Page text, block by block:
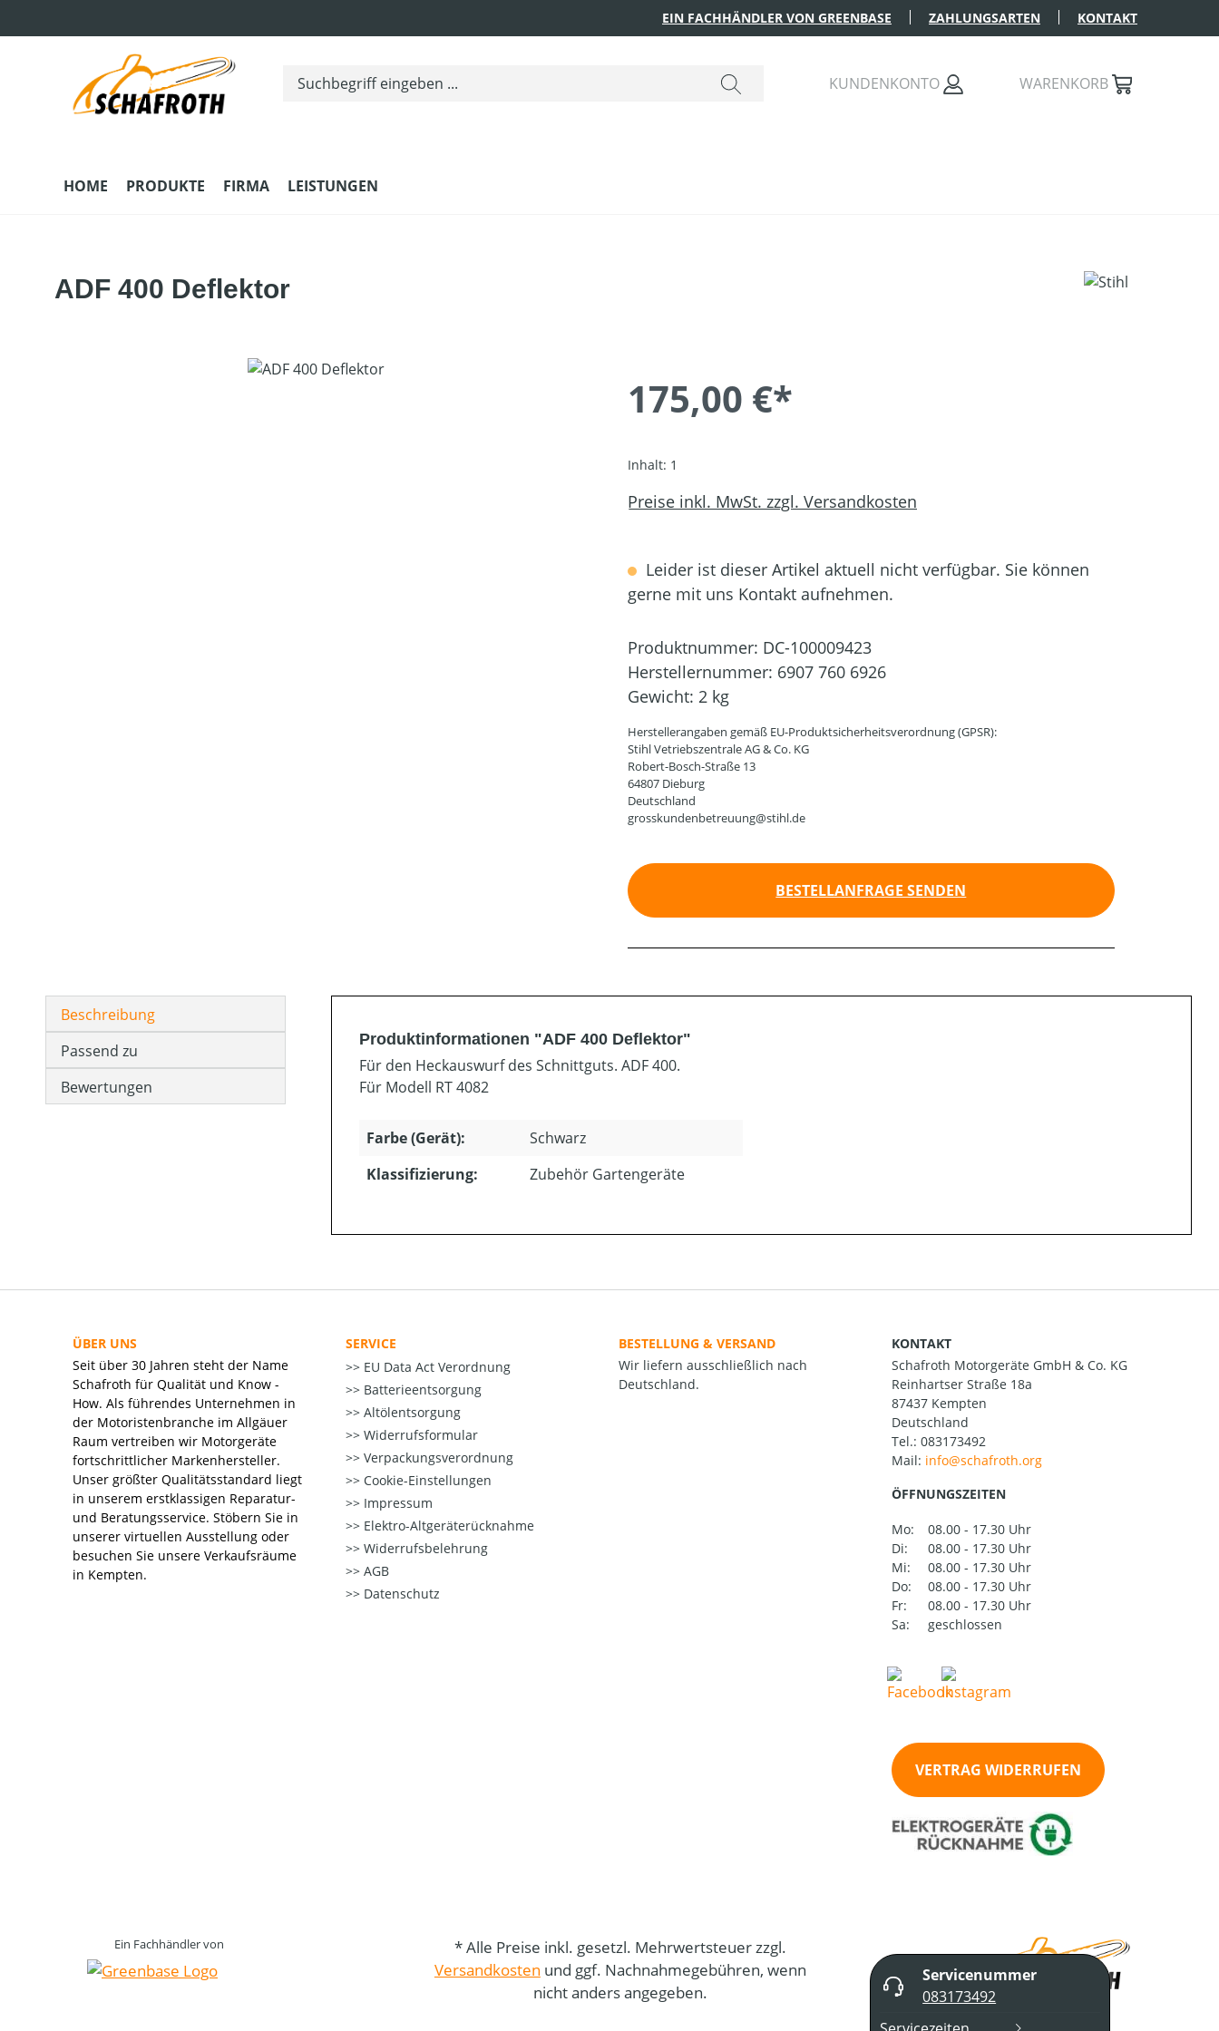
EIN FACHHÄNDLER VON GREENBASE ZAHLUNGSARTEN KONTAKT
KUNDENKONTO WARENKORB
HOME PRODUKTE FIRMA LEISTUNGEN
ADF 400 Deflektor
175,00 €*
Inhalt: 1
Preise inkl. MwSt. zzgl. Versandkosten
Leider ist dieser Artikel aktuell nicht verfügbar. Sie können
gerne mit uns Kontakt aufnehmen.
Produktnummer: DC-100009423
Herstellernummer: 6907 760 6926
Gewicht: 2 kg
Herstellerangaben gemäß EU-Produktsicherheitsverordnung (GPSR):
Stihl Vetriebszentrale AG & Co. KG
Robert-Bosch-Straße 13
64807 Dieburg
Deutschland
grosskundenbetreuung@stihl.de
BESTELLANFRAGE SENDEN
Beschreibung
Passend zu
Bewertungen
Produktinformationen "ADF 400 Deflektor"
Für den Heckauswurf des Schnittguts. ADF 400.
Für Modell RT 4082
Farbe (Gerät):
Schwarz
Klassifizierung:
Zubehör Gartengeräte
ÜBER UNS
Seit über 30 Jahren steht der Name
Schafroth für Qualität und Know -
How. Als führendes Unternehmen in
der Motoristenbranche im Allgäuer
Raum vertreiben wir Motorgeräte
fortschrittlicher Markenhersteller.
Unser größter Qualitätsstandard liegt
in unserem erstklassigen Reparatur-
und Beratungsservice. Stöbern Sie in
unserer virtuellen Ausstellung oder
besuchen Sie unsere Verkaufsräume
in Kempten.
SERVICE
EU Data Act Verordnung
Batterieentsorgung
Altölentsorgung
Widerrufsformular
Verpackungsverordnung
Cookie-Einstellungen
Impressum
Elektro-Altgeräterücknahme
Widerrufsbelehrung
AGB
Datenschutz
BESTELLUNG & VERSAND
Wir liefern ausschließlich nach
Deutschland.
KONTAKT
Schafroth Motorgeräte GmbH & Co. KG
Reinhartser Straße 18a
87437 Kempten
Deutschland
Tel.: 083173492
Mail:
ÖFFNUNGSZEITEN
Mo:
08.00 - 17.30 Uhr
Di:
08.00 - 17.30 Uhr
Mi:
08.00 - 17.30 Uhr
Do:
08.00 - 17.30 Uhr
Fr:
08.00 - 17.30 Uhr
Sa:
geschlossen
VERTRAG WIDERRUFEN
Ein Fachhändler von
* Alle Preise inkl. gesetzl. Mehrwertsteuer zzgl.
Versandkosten und ggf. Nachnahmegebühren, wenn
nicht anders angegeben.
Servicenummer
083173492